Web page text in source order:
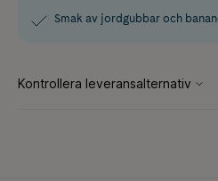
Smak av jordgubbar och